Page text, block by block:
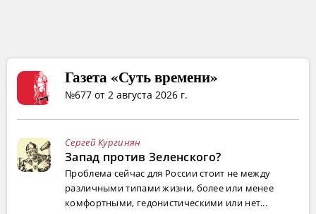
Газета «Суть времени»
№677 от 2 августа 2026 г.
Сергей Кургинян
Запад против Зеленского?
Проблема сейчас для России стоит не между
различными типами жизни, более или менее
комфортными, гедонистическими или нет...